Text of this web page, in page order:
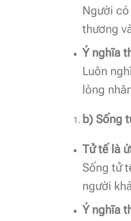
Người
thương
Ý nghĩa
Luôn
lòng
b) Sống
Tử tế là
Sống tử
người
Ý nghĩa